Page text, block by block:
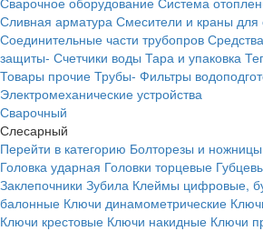
Сливная арматура Смесители и краны для
Соединительные части трубопров
защиты- Счетчики воды Тара и упаковка
Товары прочие Трубы- Фильтры
Электромеханические устройства
Сварочный
Слесарный
Перейти в категорию Болторезы и
Головка ударная Головки торцевые
Заклепочники Зубила Клеймы цифровые,
балонные Ключи динамометрические
Ключи крестовые Ключи накидные Ключи